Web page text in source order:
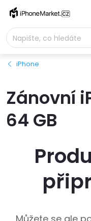
Přejít
obsah
iPhone
Zánovní
64 GB